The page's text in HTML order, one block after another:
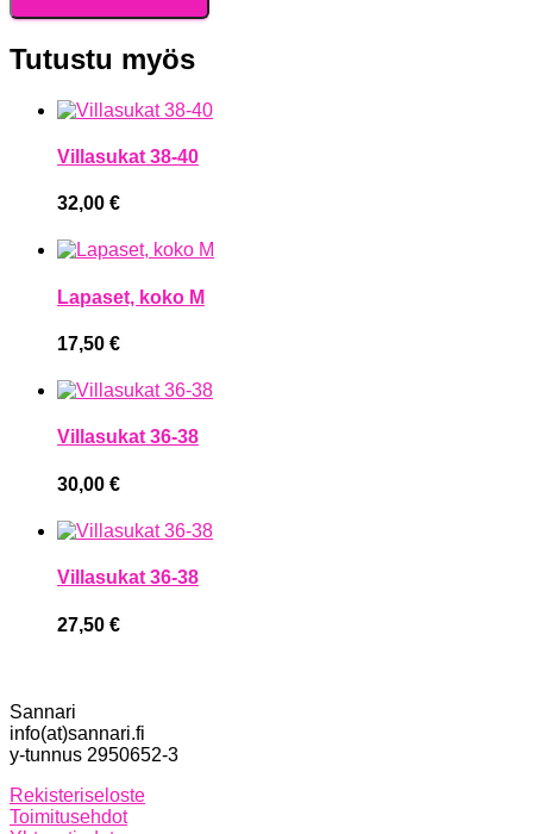
42
Tutustu myös
Villasukat 38-40
32,00 €
Lapaset, koko M
17,50 €
Villasukat 36-38
30,00 €
Villasukat 36-38
27,50 €
Sannari
info(at)sannari.fi
y-tunnus 2950652-3
Rekisteriseloste
Toimitusehdot